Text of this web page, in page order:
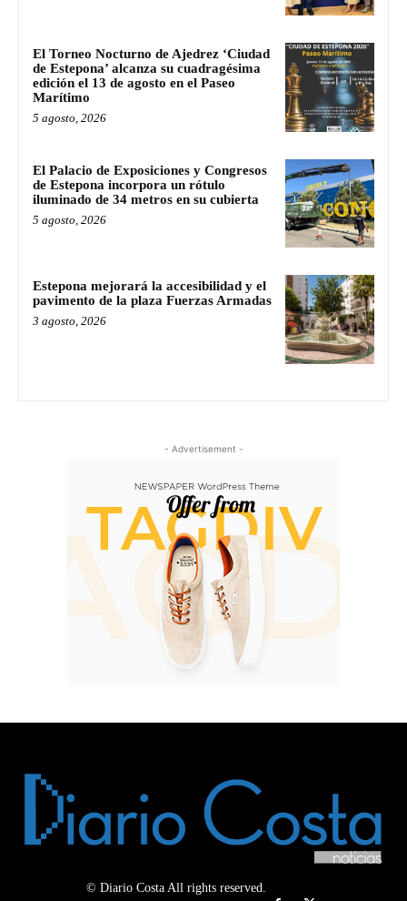
El Torneo Nocturno de Ajedrez ‘Ciudad
de Estepona’ alcanza su cuadragésima
edición el 13 de agosto en el Paseo
Marítimo
5 agosto, 2026
El Palacio de Exposiciones y Congresos
de Estepona incorpora un rótulo
iluminado de 34 metros en su cubierta
5 agosto, 2026
Estepona mejorará la accesibilidad y el
pavimento de la plaza Fuerzas Armadas
3 agosto, 2026
- Advertisement -
© Diario Costa All rights reserved.